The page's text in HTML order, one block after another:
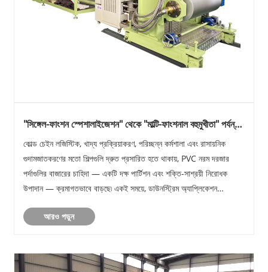
"সিঙ্গেল-ফাংশন স্পেশালাইজেশন" থেকে "মাল্টি-ফাংশনাল বহুমুখীতা" পর্যন্ত:
একটি নতুন পর্যায়ে প্রবেশ করে
কোল্ড চেইন লজিস্টিক, খাদ্য প্রক্রিয়াকরণ, পরিচ্ছন্ন কর্মশালা এবং রাসায়নিক
গুদামজাতকরণের মতো শিল্পগুলি দ্রুত প্রসারিত হতে থাকায়, PVC নরম দরজার
পর্দাগুলির বাজারের চাহিদা — একটি দক্ষ পার্টিশন এবং শক্তি-সাশ্রয়ী নিরোধক
উপাদান — ক্রমাগতভাবে বাড়ছে৷ একই সময়ে, ডাউনস্ট্রিম অ্যাপ্লিকেশন
আরও পড়ুন